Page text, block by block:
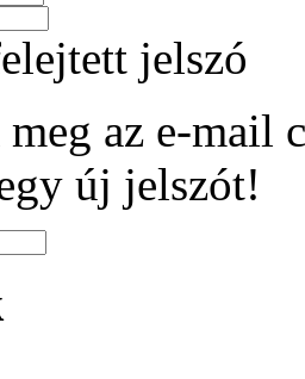
jelszó
az e-mail
új jelszót!